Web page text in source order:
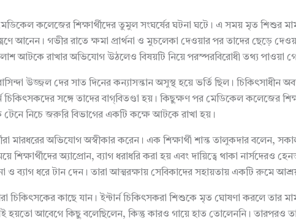
কলেজের শিক্ষার্থীদের তুমুল সংঘর্ষের ঘটনা ঘটে। এ সময় মৃত শিশুর
আনেন। গভীর রাতে ক্ষমা প্রার্থনা ও মুচলেকা দেওয়ার পর তাদের ছেড়ে
আটকে রাখার অভিযোগ উঠলেও বিষয়টি নিয়ে পরস্পরবিরোধী তথ্য পাওয়া
উজ্জল দের সাত দিনের কন্যাসন্তান অসুস্থ হয়ে ভর্তি ছিল। চিকিৎসাধীন
সঙ্গে তাদের বাগ্‌বিতণ্ডা হয়। কিছুক্ষণ পর মেডিকেল কলেজের
নিচে জরুরি বিভাগের একটি কক্ষে আটকে রাখা হয়।
মারধরের অভিযোগ অস্বীকার করেন। এক শিক্ষার্থী শান্ত তালুকদার বলেন,
অ্যাপ্রোন, ব্যাগ ধরাধরি করা হয় এবং দায়িত্বে থাকা নার্সদেরও
ও ব্যাগ ধরে টান দেন। তারা আত্মরক্ষায় সেবিকাদের সহায়তায় একটি রুমে
চিকিৎসকের কাছে যান। ইন্টার্ন চিকিৎসকরা শিশুকে মৃত ঘোষণা
আবেগে কিছু বলেছিলেন, কিন্তু কারও গায়ে হাত তোলেননি। তারপরও